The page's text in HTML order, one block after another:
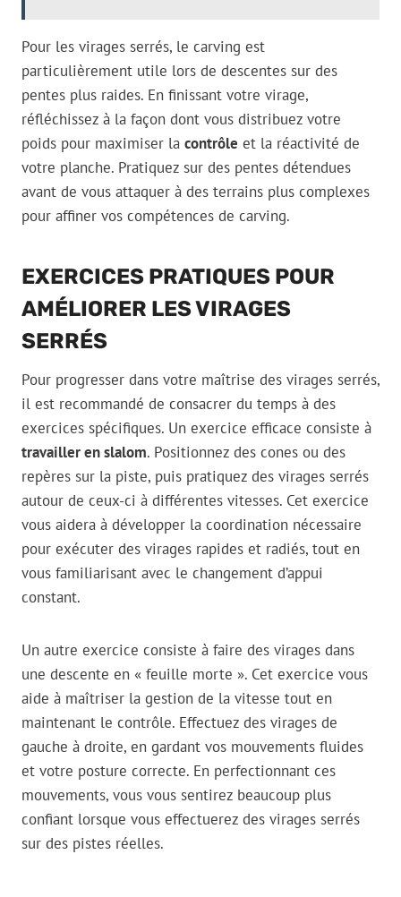
Pour les virages serrés, le carving est
particulièrement utile lors de descentes sur des
pentes plus raides. En finissant votre virage,
réfléchissez à la façon dont vous distribuez votre
poids pour maximiser la contrôle et la réactivité de
votre planche. Pratiquez sur des pentes détendues
avant de vous attaquer à des terrains plus complexes
pour affiner vos compétences de carving.
EXERCICES PRATIQUES POUR
AMÉLIORER LES VIRAGES
SERRÉS
Pour progresser dans votre maîtrise des virages serrés,
il est recommandé de consacrer du temps à des
exercices spécifiques. Un exercice efficace consiste à
travailler en slalom. Positionnez des cones ou des
repères sur la piste, puis pratiquez des virages serrés
autour de ceux-ci à différentes vitesses. Cet exercice
vous aidera à développer la coordination nécessaire
pour exécuter des virages rapides et radiés, tout en
vous familiarisant avec le changement d’appui
constant.
Un autre exercice consiste à faire des virages dans
une descente en « feuille morte ». Cet exercice vous
aide à maîtriser la gestion de la vitesse tout en
maintenant le contrôle. Effectuez des virages de
gauche à droite, en gardant vos mouvements fluides
et votre posture correcte. En perfectionnant ces
mouvements, vous vous sentirez beaucoup plus
confiant lorsque vous effectuerez des virages serrés
sur des pistes réelles.